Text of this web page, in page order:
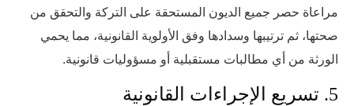
مراعاة حصر جميع الديون المستحقة على التركة والتحقق من
صحتها، ثم ترتيبها وسدادها وفق الأولوية القانونية، مما يحمي
الورثة من أي مطالبات مستقبلية أو مسؤوليات قانونية.
5. تسريع الإجراءات القانونية